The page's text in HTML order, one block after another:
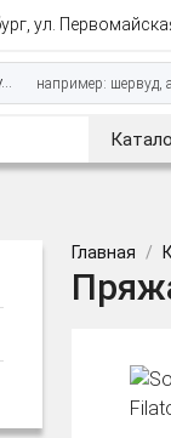
ул.
Главная